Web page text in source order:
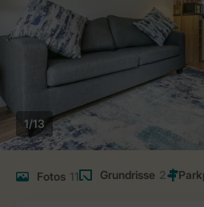
1/13
Fotos 11 Grundrisse 2